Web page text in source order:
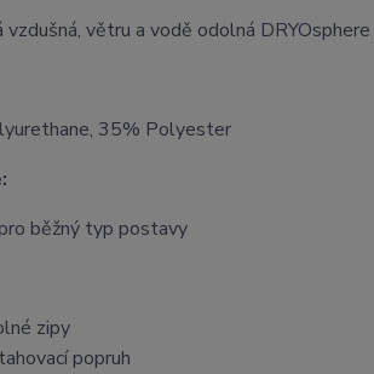
vzdušná, větru a vodě odolná
35% Polyester
běžný typ postavy
zipy
popruh